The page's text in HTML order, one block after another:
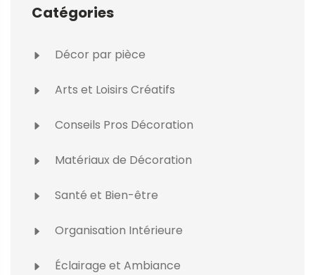
Catégories
Décor par pièce
Arts et Loisirs Créatifs
Conseils Pros Décoration
Matériaux de Décoration
Santé et Bien-être
Organisation Intérieure
Éclairage et Ambiance